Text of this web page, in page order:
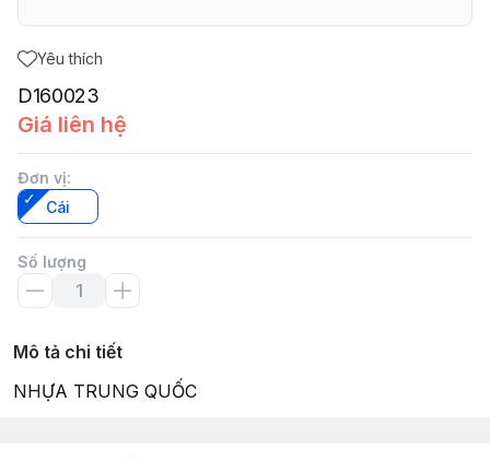
Yêu thích
D160023
Giá liên hệ
Đơn vị:
Cái
Số lượng
Mô tả chi tiết
NHỰA TRUNG QUỐC